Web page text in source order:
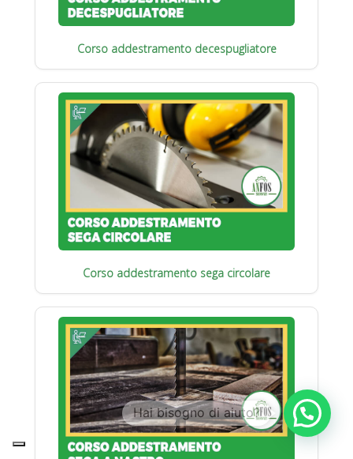
Corso addestramento decespugliatore
Corso addestramento sega circolare